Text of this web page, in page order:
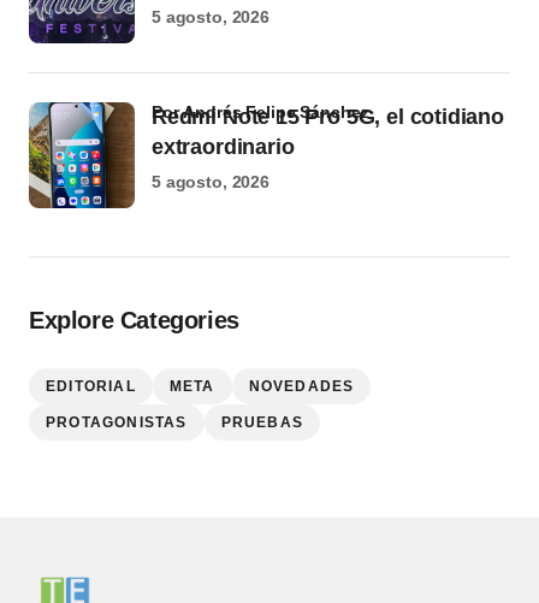
5 agosto, 2026
Redmi Note 15 Pro 5G, el cotidiano
extraordinario
por Andrés Felipe Sánchez
5 agosto, 2026
Explore Categories
EDITORIAL META NOVEDADES
PROTAGONISTAS PRUEBAS